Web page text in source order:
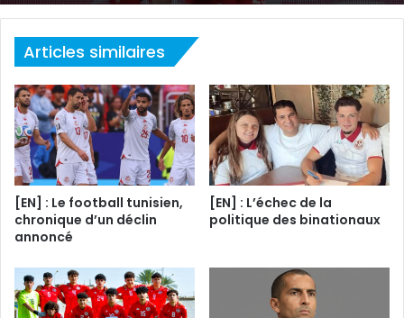
Articles similaires
[EN] : Le football tunisien,
chronique d’un déclin
annoncé
[EN] : L’échec de la
politique des binationaux